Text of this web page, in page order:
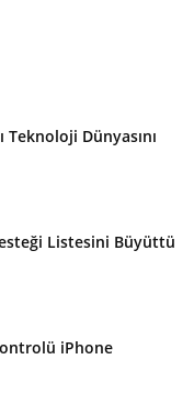
Teknoloji Dünyasını
Listesini Büyüttü
iPhone